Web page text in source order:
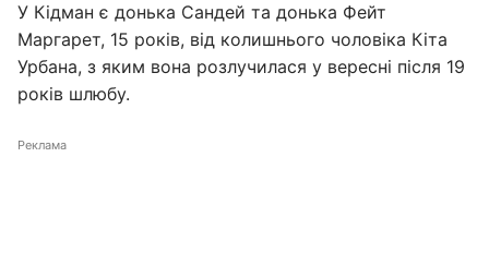
У Кідман є донька Сандей та донька Фейт
Маргарет, 15 років, від колишнього чоловіка Кіта
Урбана, з яким вона розлучилася у вересні після 19
років шлюбу.
Реклама